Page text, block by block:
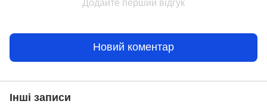
Додайте перший відгук
Новий коментар
Інші записи